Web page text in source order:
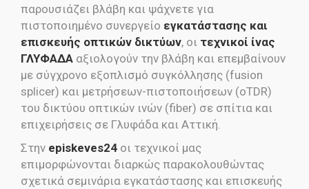
παρουσιάζει βλάβη και ψάχνετε για
πιστοποιημένο συνεργείο εγκατάστασης και
επισκευής οπτικών δικτύων, οι τεχνικοί ίνας
ΓΛΥΦΑΔΑ αξιολογούν την βλάβη και επεμβαίνουν
με σύγχρονο εξοπλισμό συγκόλλησης (fusion
splicer) και μετρήσεων-πιστοποιήσεων (oTDR)
του δικτύου οπτικών ινών (fiber) σε σπίτια και
επιχειρήσεις σε Γλυφάδα και Αττική.
Στην episkeves24 οι τεχνικοί μας
επιμορφώνονται διαρκώς παρακολουθώντας
σχετικά σεμινάρια εγκατάστασης και επισκευής